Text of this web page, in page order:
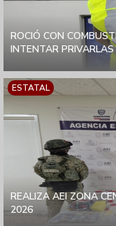
ROCIÓ CON
INTENTAR
ESTATAL
REALIZA AEI ZONA
2026